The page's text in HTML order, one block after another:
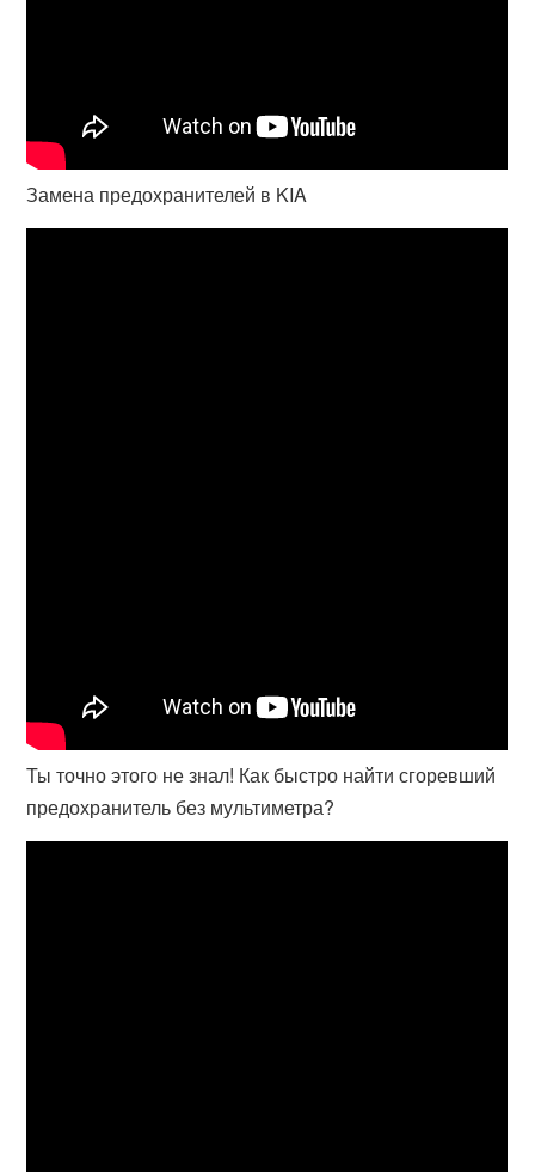
Замена предохранителей в KIA
Ты точно этого не знал! Как быстро найти сгоревший
предохранитель без мультиметра?